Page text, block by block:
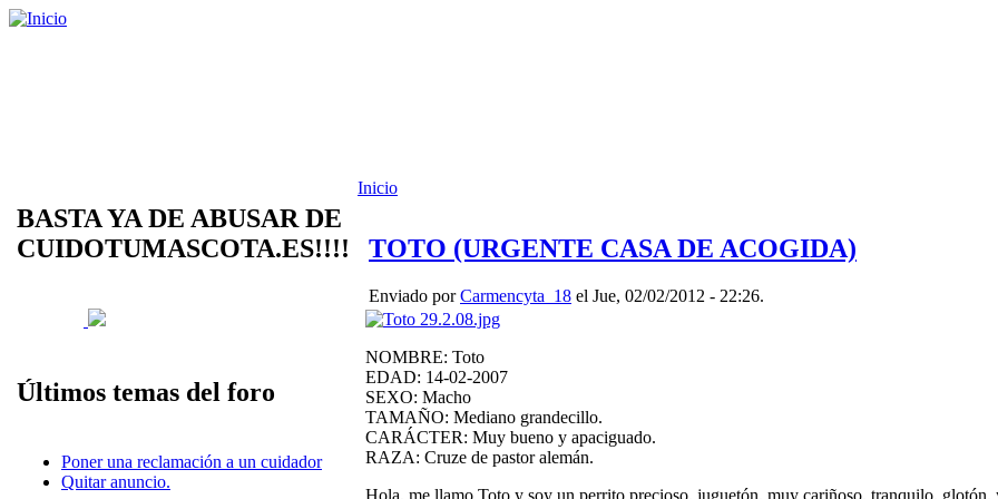
BASTA YA DE ABUSAR DE
CUIDOTUMASCOTA.ES!!!!
Últimos temas del foro
Poner una reclamación a un cuidador
Quitar anuncio.
Inicio
TOTO (URGENTE CASA DE ACOGIDA)
Enviado porCarmencyta_18 el Jue, 02/02/2012 - 22:26.
NOMBRE: Toto
EDAD: 14-02-2007
SEXO: Macho
TAMAÑO: Mediano grandecillo.
CARÁCTER: Muy bueno y apaciguado.
RAZA: Cruze de pastor alemán.
Hola, me llamo Toto y soy un perrito precioso, juguetón, muy cariñoso, tranquilo,